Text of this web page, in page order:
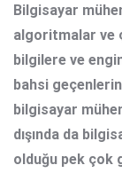
Bilgisayar
algoritmalar ve
bilgilere ve
bahsi
bilgisayar
dışında da
olduğu pek çok